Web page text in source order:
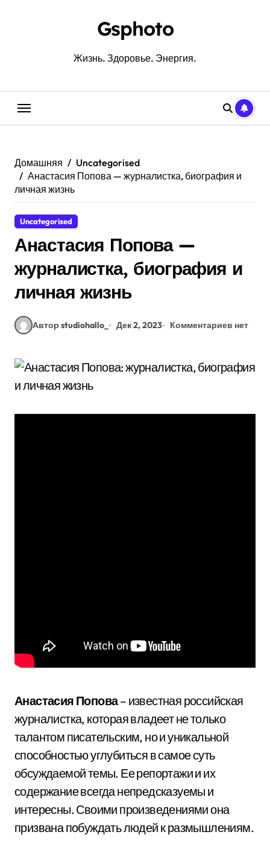
Gsphoto
Жизнь. Здоровье. Энергия.
Домашняя
Uncategorised
Анастасия Попова — журналистка, биография и
личная жизнь
Uncategorised
Анастасия Попова —
журналистка, биография и
личная жизнь
Автор studiohallo_ Дек 2, 2023 Комментариев нет
Анастасия Попова– известная российская
журналистка, которая владеет не только
талантом писательским, но и уникальной
способностью углубиться в самое суть
обсуждаемой темы. Ее репортажи и их
содержание всегда непредсказуемы и
интересны. Своими произведениями она
призвана побуждать людей к размышлениям.